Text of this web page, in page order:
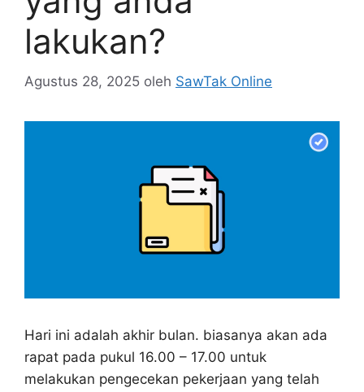
lakukan?
Agustus 28, 2025 oleh SawTak Online
Hari ini adalah akhir bulan. biasanya akan ada
rapat pada pukul 16.00 – 17.00 untuk
melakukan pengecekan pekerjaan yang telah